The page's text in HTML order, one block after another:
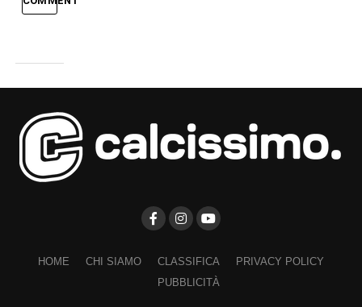
HOME CHI SIAMO CLASSIFICA
PRIVACY POLICY
PUBBLICITÀ